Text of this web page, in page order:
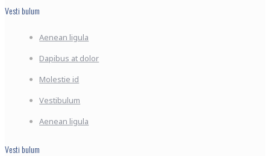
Vesti bulum
Aenean ligula
Dapibus at dolor
Molestie id
Vestibulum
Aenean ligula
Vesti bulum